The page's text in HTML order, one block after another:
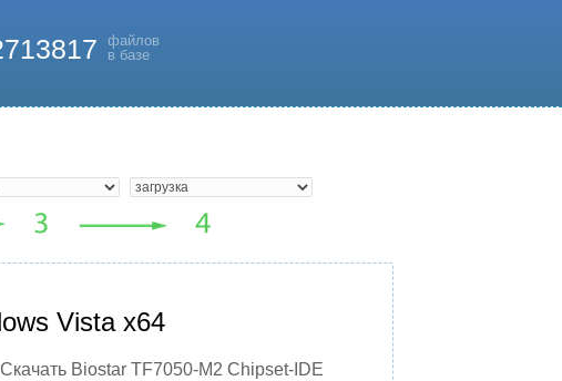
файлов
в базе
Vista x64
Biostar TF7050-M2 Chipset-IDE